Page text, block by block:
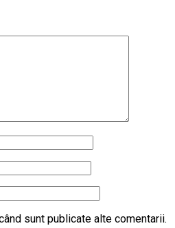
sunt publicate alte comentarii.